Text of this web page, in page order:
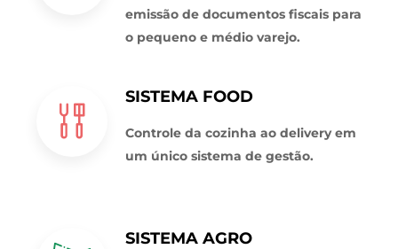
emissão de documentos fiscais para
o pequeno e médio varejo.
SISTEMA FOOD
Controle da cozinha ao delivery em
um único sistema de gestão.
SISTEMA AGRO